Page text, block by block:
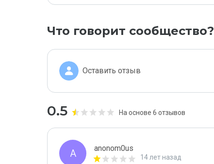
Что говорит сообщество?
Оставить отзыв
0.5 На основе 6 отзывов
A anonom0us
14 лет назад